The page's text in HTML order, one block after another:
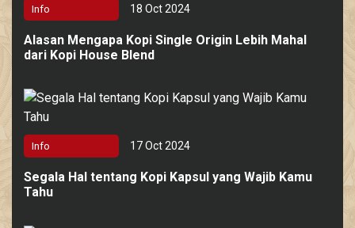
Info 18 Oct 2024
Alasan Mengapa Kopi Single Origin Lebih Mahal
dari Kopi House Blend
Info 17 Oct 2024
Segala Hal tentang Kopi Kapsul yang Wajib Kamu
Tahu